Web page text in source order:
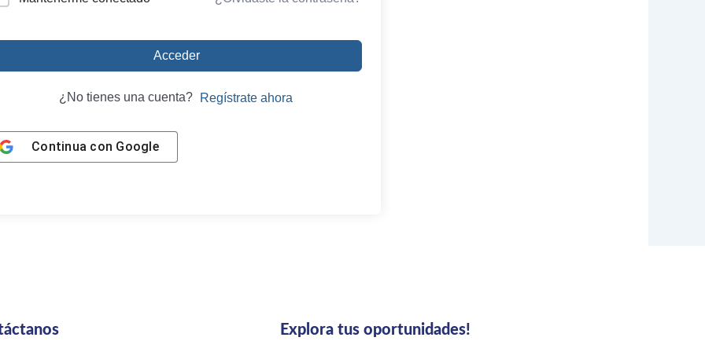
Acceder
¿No tienes una cuenta? Regístrate ahora
Continua con Google
Explora tus oportunidades!